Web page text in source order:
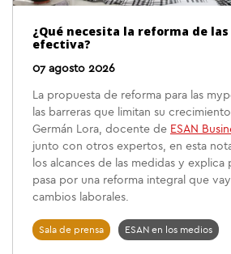
¿Qué necesita la reforma de
efectiva?
07 agosto 2026
La propuesta de reforma para las
las barreras que limitan su
Germán Lora, docente de ESAN
junto con otros expertos, en esta
los alcances de las medidas y explica
pasa por una reforma integral que
cambios laborales.
Sala de prensa ESAN en los medios